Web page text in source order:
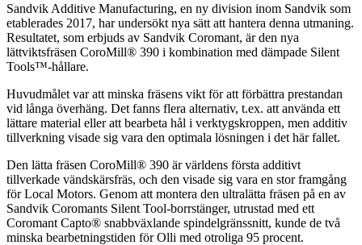
Sandvik Additive Manufacturing, en ny division inom Sandvik som
etablerades 2017, har undersökt nya sätt att hantera denna utmaning.
Resultatet, som erbjuds av Sandvik Coromant, är den nya
lättviktsfräsen CoroMill® 390 i kombination med dämpade Silent
Tools™-hållare.
Huvudmålet var att minska fräsens vikt för att förbättra prestandan
vid långa överhäng. Det fanns flera alternativ, t.ex. att använda ett
lättare material eller att bearbeta hål i verktygskroppen, men additiv
tillverkning visade sig vara den optimala lösningen i det här fallet.
Den lätta fräsen CoroMill® 390 är världens första additivt
tillverkade vändskärsfräs, och den visade sig vara en stor framgång
för Local Motors. Genom att montera den ultralätta fräsen på en av
Sandvik Coromants Silent Tool-borrstänger, utrustad med ett
Coromant Capto® snabbväxlande spindelgränssnitt, kunde de två
minska bearbetningstiden för Olli med otroliga 95 procent.